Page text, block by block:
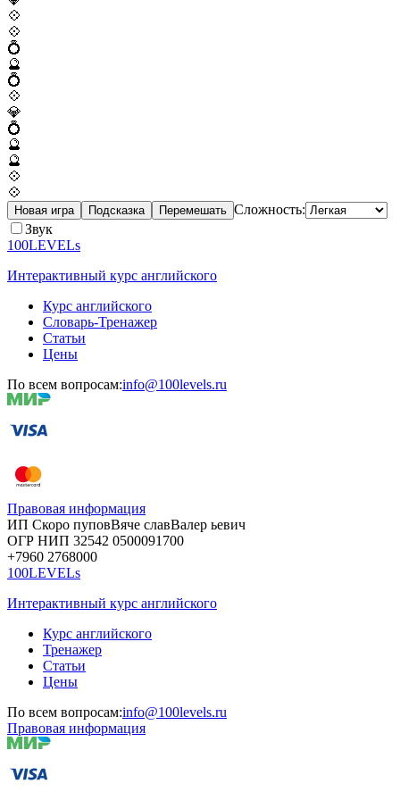
💠
💠
💍
🔮
💍
💠
💎
💍
🔮
🔮
💠
💠
Новая игра Подсказка Перемешать Сложность:
Звук
100LEVELs
Интерактивный курс английского
Курс английского
Словарь-Тренажер
Статьи
Цены
По всем вопросам:info@100levels.ru
Правовая информация
ИП Скоро пуповВяче славВалер ьевич
ОГР НИП 32542 0500091700
+7960 2768000
100LEVELs
Интерактивный курс английского
Курс английского
Тренажер
Статьи
Цены
По всем вопросам:info@100levels.ru
Правовая информация